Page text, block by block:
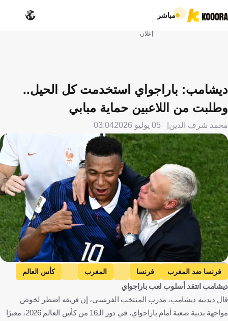
مباشر
إعلان
ديشامب: باراجواي استخدمت كل الحيل..
وطلبت من اللاعبين حماية مبابي
محمد شرف الدين 05 يوليو 2026 03:04
Getty Images
فرنسا ضد المغرب فرنسا المغرب
كأس العالم
باراجواي ضد فرنسا
باراجواي
ديدييه ديشامب
فرنسا المغرب الولايات المتحدة
باراغواي
ديشامب انتقد أسلوب لعب باراجواي
قال ديدييه ديشامب، مدرب المنتخب الفرنسي، إن فريقه اضطر لخوض
مواجهة بدنية صعبة أمام باراجواي، في دور الـ16 من كأس العالم 2026، معبرًا